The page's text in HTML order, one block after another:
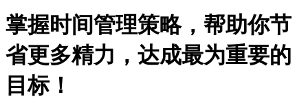
掌握时间管理策略，帮助你节
省更多精力，达成最为重要的
目标！